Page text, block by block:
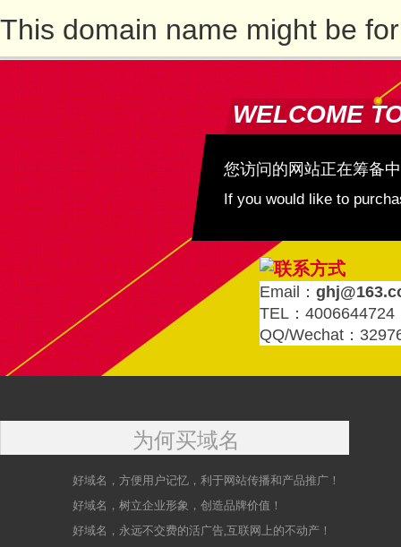
This domain name might be
WELCOME
您访问的网站正在筹备
If you would like to
Email：
TEL：4006644724
QQ/Wechat：
为何买域名
好域名，方便用户记忆，利于网站传播和产品推广！
好域名，树立企业形象，创造品牌价值！
好域名，永远不交费的活广告,互联网上的不动产！